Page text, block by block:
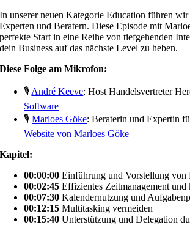
In unserer neuen Kategorie Education führen
Experten und Beratern. Diese Episode mit
perfekte Start in eine Reihe von tiefgehenden
dein Business auf das nächste Level zu heben.
Diese Folge am Mikrofon:
🎙️ André Keeve: Host Handelsvertreter
Software
🎙️Marloes Göke: Beraterin und Expertin
Website von Marloes Göke
Kapitel:
00:00:00 Einführung und Vorstellung von
00:02:45 Effizientes Zeitmanagement und
00:07:30 Kalendernutzung und
00:12:15 Multitasking vermeiden
00:15:40 Unterstützung und Delegation